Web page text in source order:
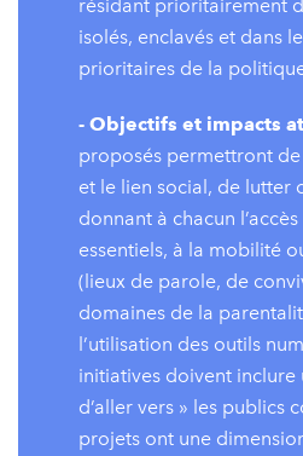
résidant prioritairement
isolés, enclavés et dans
prioritaires de la
- Objectifs et impacts
proposés permettront de
et le lien social, de lutter
donnant à chacun
essentiels, à la mobilité
(lieux de parole, de
domaines de la
l’utilisation des outils
initiatives doivent inclure
d’aller vers » les publics
projets ont une